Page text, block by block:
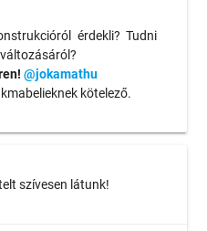
érdekli? Tudni
@jokamathu
kötelező.
szívesen látunk!